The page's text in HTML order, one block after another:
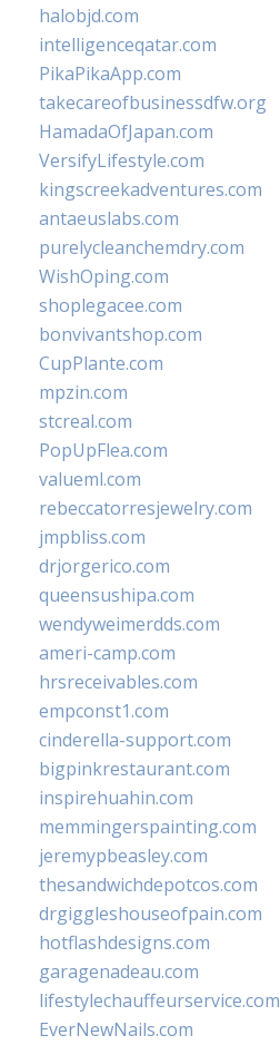
halobjd.com
intelligenceqatar.com
PikaPikaApp.com
takecareofbusinessdfw.org
HamadaOfJapan.com
VersifyLifestyle.com
kingscreekadventures.com
antaeuslabs.com
purelycleanchemdry.com
WishOping.com
shoplegacee.com
bonvivantshop.com
CupPlante.com
mpzin.com
stcreal.com
PopUpFlea.com
valueml.com
rebeccatorresjewelry.com
jmpbliss.com
drjorgerico.com
queensushipa.com
wendyweimerdds.com
ameri-camp.com
hrsreceivables.com
empconst1.com
cinderella-support.com
bigpinkrestaurant.com
inspirehuahin.com
memmingerspainting.com
jeremypbeasley.com
thesandwichdepotcos.com
drgiggleshouseofpain.com
hotflashdesigns.com
garagenadeau.com
lifestylechauffeurservice.com
EverNewNails.com